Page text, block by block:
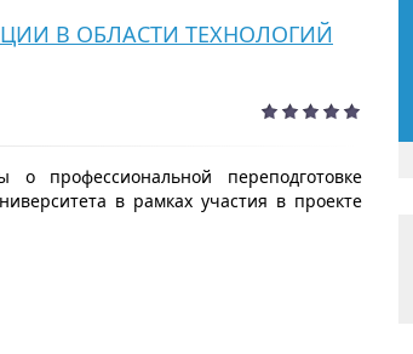
популярности посещаемости алфавиту
В ОБЛАСТИ ТЕХНОЛОГИЙ
профессиональной переподготовке
в рамках участия в проекте